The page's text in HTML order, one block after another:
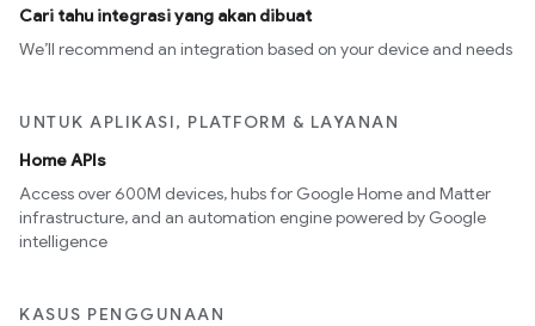
Cari tahu integrasi yang akan dibuat
We’ll recommend an integration based on your device and needs
UNTUK APLIKASI, PLATFORM & LAYANAN
Home APIs
Access over 600M devices, hubs for Google Home and Matter
infrastructure, and an automation engine powered by Google
intelligence
KASUS PENGGUNAAN